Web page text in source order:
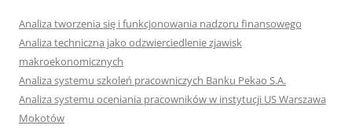
Analiza tworzenia się i funkcjonowania nadzoru finansowego
Analiza techniczna jako odzwierciedlenie zjawisk
makroekonomicznych
Analiza systemu szkoleń pracowniczych Banku Pekao S.A.
Analiza systemu oceniania pracowników w instytucji US Warszawa
Mokotów